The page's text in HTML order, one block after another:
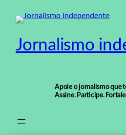
para
conteúdo
Jornalismo
Apoie o jornalismo que
Assine. Participe.